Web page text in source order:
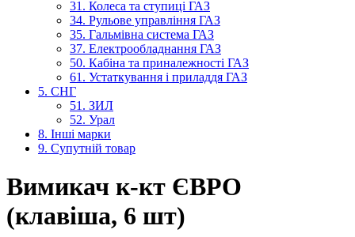
31. Колеса та ступиці ГАЗ
34. Рульове управління ГАЗ
35. Гальмівна система ГАЗ
37. Електрообладнання ГАЗ
50. Кабіна та приналежності ГАЗ
61. Устаткування і приладдя ГАЗ
5. СНГ
51. ЗИЛ
52. Урал
8. Інші марки
9. Супутній товар
Вимикач к-кт ЄВРО
(клавіша, 6 шт)